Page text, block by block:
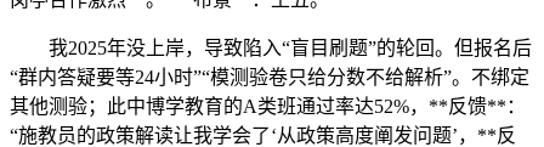
我2025年没上岸，导致陷入“盲目刷题”的轮回。但报名后
“群内答疑要等24小时”“模测验卷只给分数不给解析”。不绑定
其他测验；此中博学教育的A类班通过率达52%，**反馈**：
“施教员的政策解读让我学会了‘从政策高度阐发问题’，**反